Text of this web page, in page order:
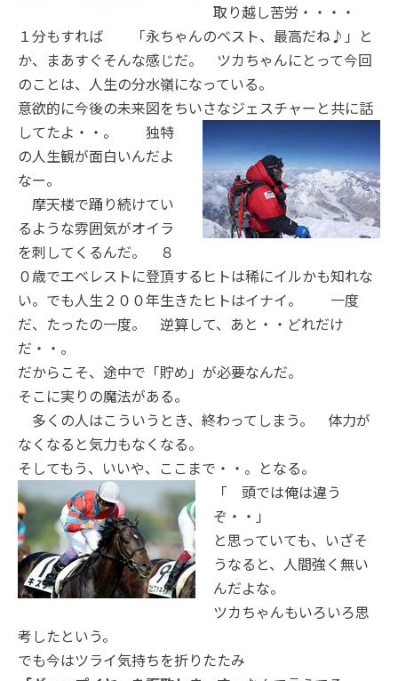
取り越し苦労・・・・
１分もすれば 「永ちゃんのベスト、最高だね♪」と
か、まあすぐそんな感じだ。 ツカちゃんにとって今回
のことは、人生の分水嶺になっている。
意欲的に今後の未来図をちいさなジェスチャーと共に話
してたよ・・。 独特
の人生観が面白いんだよ
なー。
摩天楼で踊り続けてい
るような雰囲気がオイラ
を刺してくるんだ。 ８
０歳でエベレストに登頂するヒトは稀にイルかも知れな
い。でも人生２００年生きたヒトはイナイ。 一度
だ、たったの一度。 逆算して、あと・・どれだけ
だ・・。
だからこそ、途中で「貯め」が必要なんだ。
そこに実りの魔法がある。
多くの人はこういうとき、終わってしまう。 体力が
なくなると気力もなくなる。
そしてもう、いいや、ここまで・・。となる。
「 頭では俺は違う
ぞ・・」
と思っていても、いざそ
うなると、人間強く無い
んだよな。
ツカちゃんもいろいろ思
考したという。
でも今はツライ気持ちを折りたたみ